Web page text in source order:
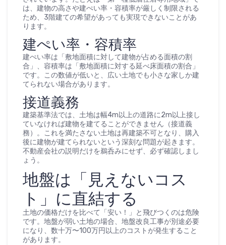
は、建物の高さや建ぺい率・容積率が厳しく制限される
ため、3階建ての希望があっても実現できないことがあ
ります。
建ぺい率・容積率
建ぺい率は「敷地面積に対して建物が占める面積の割
合」、容積率は「敷地面積に対する延べ床面積の割合」
です。この数値が低いと、広い土地でも小さな家しか建
てられない場合があります。
接道義務
建築基準法では、土地は幅4m以上の道路に2m以上接し
ていなければ建物を建てることができません（接道義
務）。これを満たさない土地は再建築不可となり、購入
後に建物が建てられないという深刻な問題が起きます。
不動産会社の説明だけを鵜呑みにせず、必ず確認しまし
ょう。
地盤は「見えないコス
ト」に直結する
土地の価格だけを比べて「安い！」と飛びつくのは危険
です。地盤が弱い土地の場合、地盤改良工事が別途必要
になり、数十万〜100万円以上のコストが発生すること
があります。